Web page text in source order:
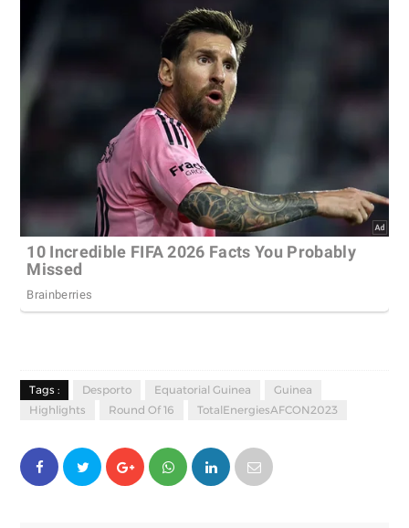
Tags : Desporto Equatorial Guinea
Guinea
Highlights
Round Of 16 TotalEnergiesAFCON2023